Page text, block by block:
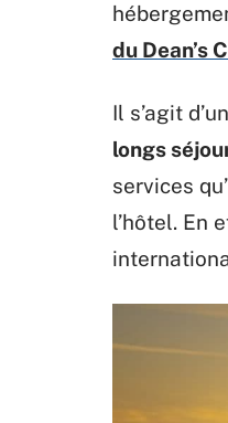
du Dean’s
Il s’agit d’un
longs
services
l’hôtel. En